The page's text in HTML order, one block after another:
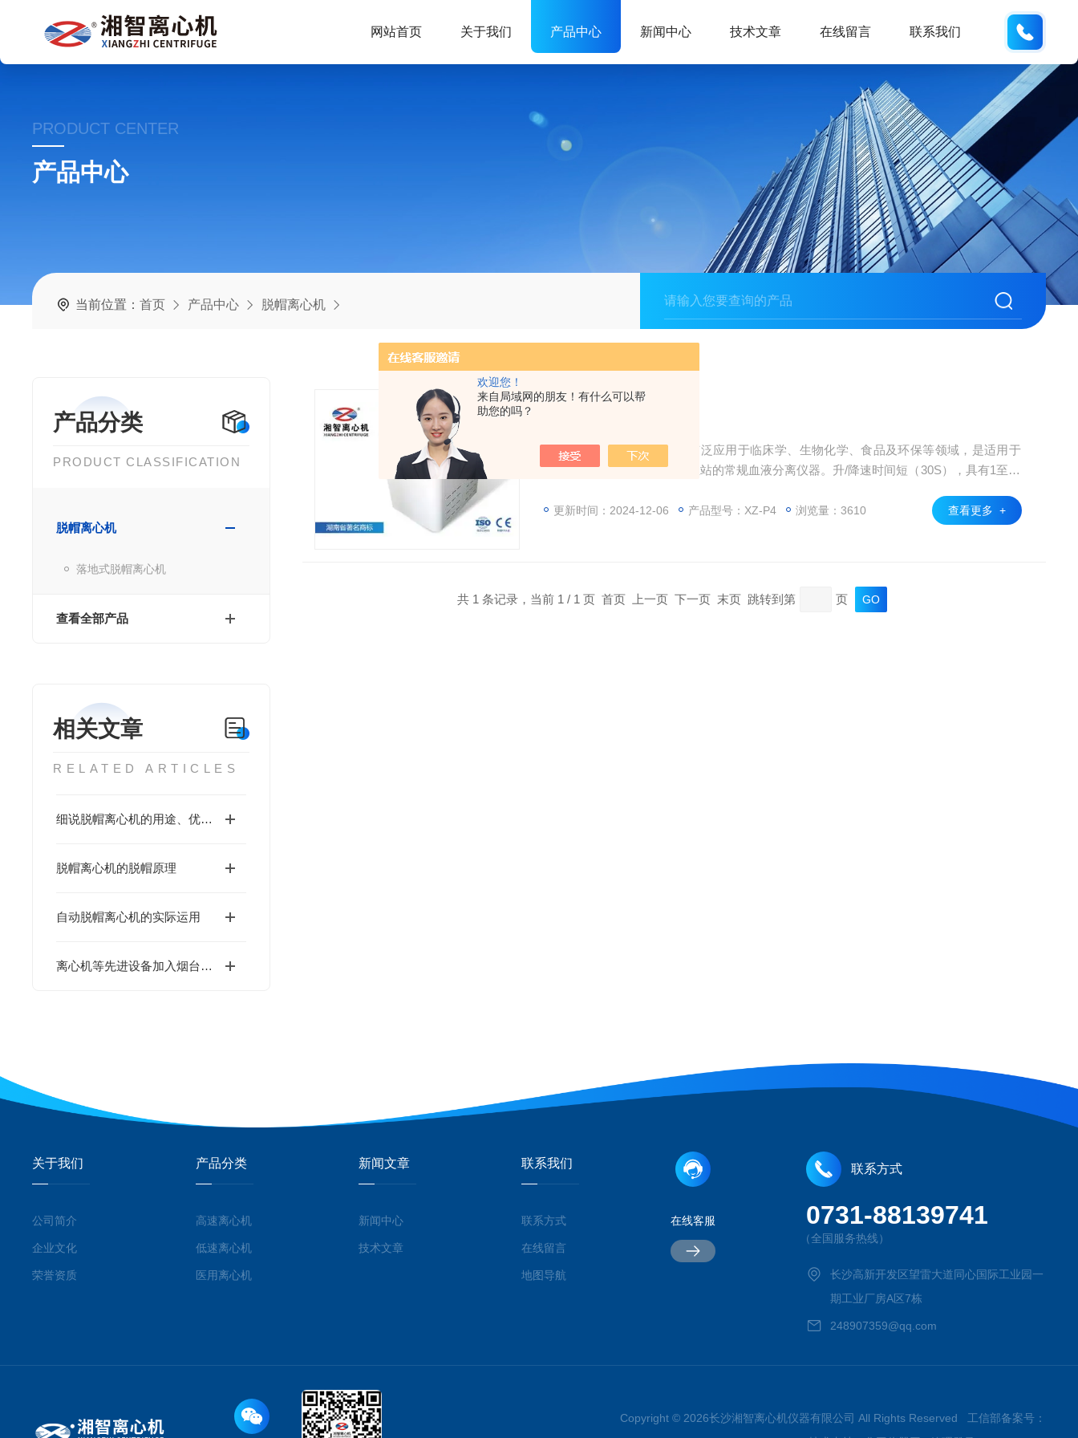
欢迎您！
来自局域网的朋友！有什么可以帮
助您的吗？
网站首页 关于我们 产品中心 新闻中心 技术文章 在线留言 联系我们
PRODUCT CENTER
产品中心
当前位置：首页 产品中心 脱帽离心机
产品分类
PRODUCT CLASSIFICATION
脱帽离心机
落地式脱帽离心机
查看全部产品
相关文章
RELATED ARTICLES
细说脱帽离心机的用途、优势以及功能
脱帽离心机的脱帽原理
自动脱帽离心机的实际运用
离心机等先进设备加入烟台野生动物救护中心
XZ-P4脱帽离心机价格，可广泛应用于临床学、生物化学、食品及环保等领域，是适用于
医院检验科，生物室，中心血站的常规血液分离仪器。升/降速时间短（30S），具有1至10
操作，转速离心力自动转换，操作简单。⑧ 安全型脱帽盒，预防在运转过程中血液交叉感
更新时间：2024-12-06 产品型号：XZ-P4 浏览量：3610 查看更多 +
共 1 条记录，当前 1 / 1 页 首页 上一页 下一页 末页 跳转到第 页
关于我们
公司简介
企业文化
荣誉资质
产品分类
高速离心机
低速离心机
医用离心机
新闻文章
新闻中心
技术文章
联系我们
联系方式
在线留言
地图导航
在线客服
联系方式
0731-88139741
（全国服务热线）
长沙高新开发区望雷大道同心国际工业园一
期工业厂房A区7栋
248907359@qq.com
Copyright © 2026长沙湘智离心机仪器有限公司 All Rights Reserved 工信部备案号：